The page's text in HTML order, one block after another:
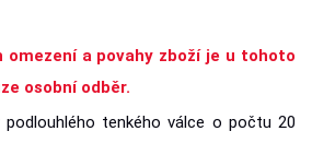
omezení a povahy zboží je u tohoto
osobní odběr.
podlouhlého tenkého válce o počtu 20